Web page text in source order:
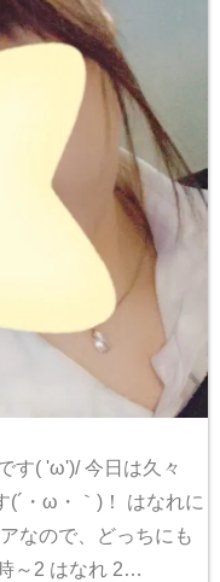
す( 'ω')/ 今日は久々
(´・ω・｀)！ はなれに
なので、どっちにも
～2 はなれ 2…